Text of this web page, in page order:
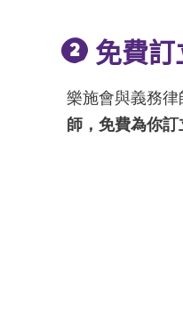
免費
樂施會與義務律
師，免費為你